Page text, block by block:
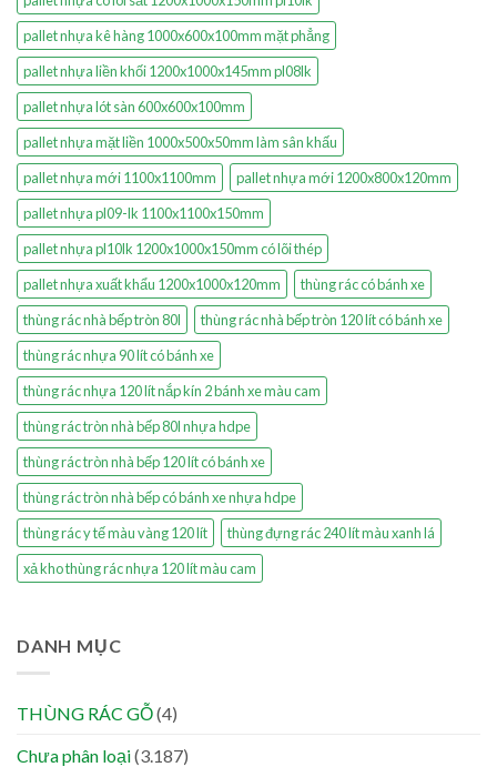
pallet nhựa kê hàng 1000x600x100mm mặt phẳng
pallet nhựa liền khối 1200x1000x145mm pl08lk
pallet nhựa lót sàn 600x600x100mm
pallet nhựa mặt liền 1000x500x50mm làm sân khấu
pallet nhựa mới 1100x1100mm
pallet nhựa mới 1200x800x120mm
pallet nhựa pl09-lk 1100x1100x150mm
pallet nhựa pl10lk 1200x1000x150mm có lõi thép
pallet nhựa xuất khẩu 1200x1000x120mm
thùng rác có bánh xe
thùng rác nhà bếp tròn 80l
thùng rác nhà bếp tròn 120 lít có bánh xe
thùng rác nhựa 90 lít có bánh xe
thùng rác nhựa 120 lít nắp kín 2 bánh xe màu cam
thùng rác tròn nhà bếp 80l nhựa hdpe
thùng rác tròn nhà bếp 120 lít có bánh xe
thùng rác tròn nhà bếp có bánh xe nhựa hdpe
thùng rác y tế màu vàng 120 lít
thùng đựng rác 240 lít màu xanh lá
xả kho thùng rác nhựa 120 lít màu cam
DANH MỤC
THÙNG RÁC GỖ(4)
Chưa phân loại(3.187)